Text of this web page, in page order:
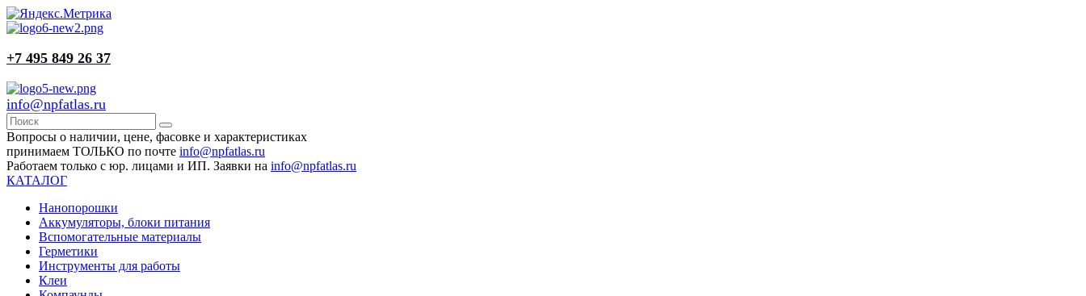
+7 495 849 26 37
info@npfatlas.ru
Вопросы о наличии, цене, фасовке и характеристиках
принимаем ТОЛЬКО по почте info@npfatlas.ru
Работаем только с юр. лицами и ИП. Заявки на info@npfatlas.ru
КАТАЛОГ
Нанопорошки
Аккумуляторы, блоки питания
Вспомогательные материалы
Герметики
Инструменты для работы
Клеи